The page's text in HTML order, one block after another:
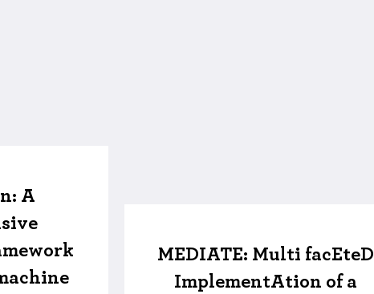
A
MEDIATE: Multi facEteD
ImplementAtion of a